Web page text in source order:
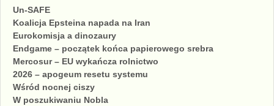
Un-SAFE
Koalicja Epsteina napada na Iran
Eurokomisja a dinozaury
Endgame – początek końca papierowego srebra
Mercosur – EU wykańcza rolnictwo
2026 – apogeum resetu systemu
Wśród nocnej ciszy
W poszukiwaniu Nobla